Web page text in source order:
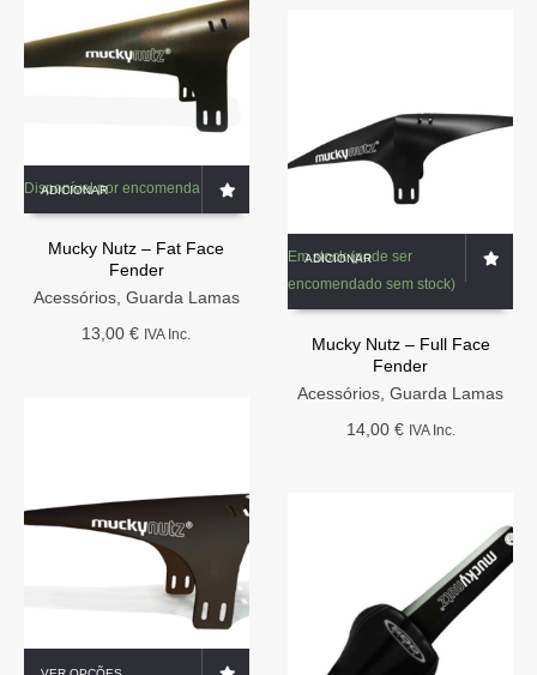
ADICIONAR
Disponível por encomenda
Mucky Nutz – Fat Face
Fender
Acessórios, Guarda Lamas
13,00€ IVA Inc.
ADICIONAR
Em stock (pode ser
encomendado sem stock)
Mucky Nutz – Full Face
Fender
Acessórios,Guarda Lamas
14,00 € IVA Inc.